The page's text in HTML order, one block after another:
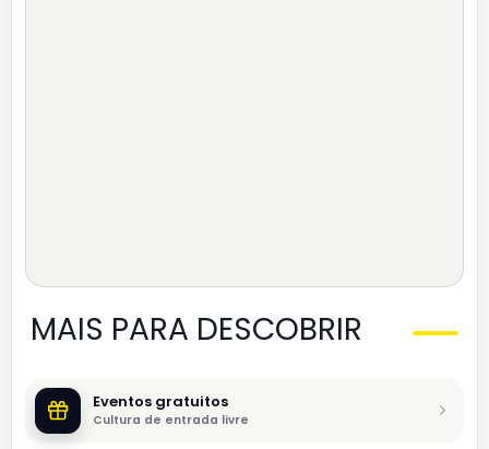
MAIS PARA DESCOBRIR
Eventos gratuitos
Cultura de entrada livre